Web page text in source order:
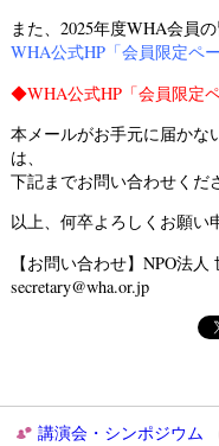
また、2025年度WHA会員の
WHA公式HP「会員限定ペー
◆WHA公式HP「会員限定ペ
本メールがお手元に届かな
は、
下記までお問い合わせくだ
以上、何卒よろしくお願い
【お問い合わせ】NPO法
secretary@wha.or.jp
講演会・シンポジウム